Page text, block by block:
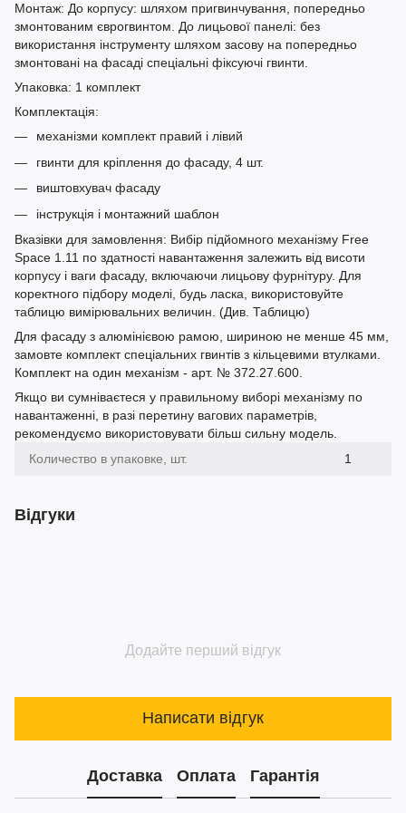
Монтаж: До корпусу: шляхом пригвинчування, попередньо
змонтованим єврогвинтом. До лицьової панелі: без
використання інструменту шляхом засову на попередньо
змонтовані на фасаді спеціальні фіксуючі гвинти.
Упаковка: 1 комплект
Комплектація:
механізми комплект правий і лівий
гвинти для кріплення до фасаду, 4 шт.
виштовхувач фасаду
інструкція і монтажний шаблон
Вказівки для замовлення: Вибір підйомного механізму Free
Space 1.11 по здатності навантаження залежить від висоти
корпусу і ваги фасаду, включаючи лицьову фурнітуру. Для
коректного підбору моделі, будь ласка, використовуйте
таблицю вимірювальних величин. (Див. Таблицю)
Для фасаду з алюмінієвою рамою, шириною не менше 45 мм,
замовте комплект спеціальних гвинтів з кільцевими втулками.
Комплект на один механізм - арт. № 372.27.600.
Якщо ви сумніваєтеся у правильному виборі механізму по
навантаженні, в разі перетину вагових параметрів,
рекомендуємо використовувати більш сильну модель.
Количество в упаковке, шт.
1
Відгуки
Додайте перший відгук
Написати відгук
Доставка Оплата Гарантія